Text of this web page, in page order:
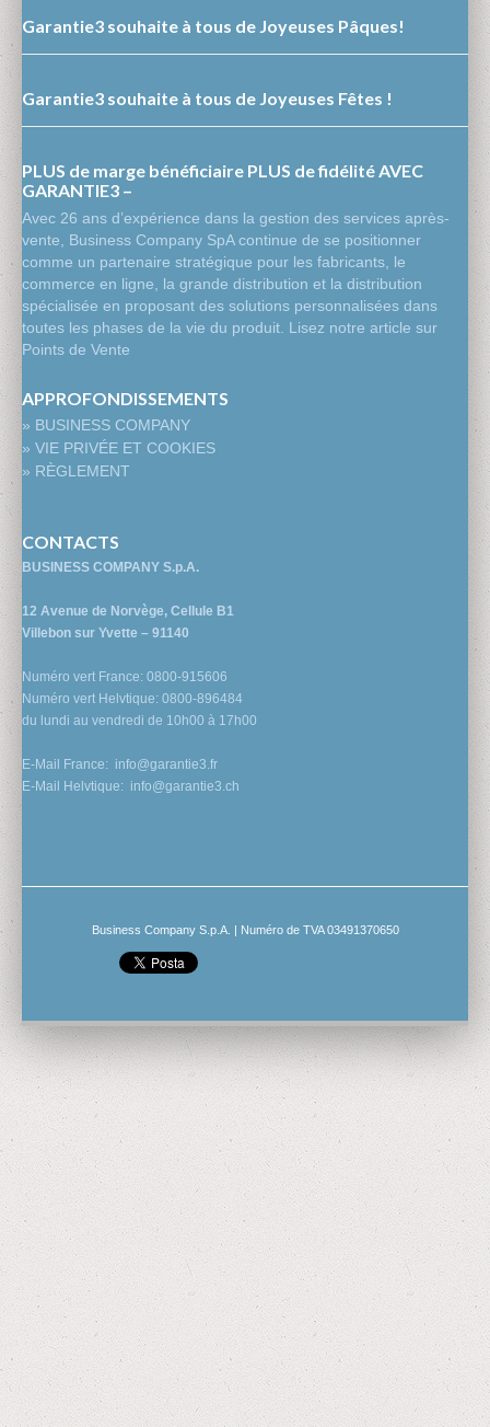
Garantie3 souhaite à tous de Joyeuses Pâques!
Garantie3 souhaite à tous de Joyeuses Fêtes !
PLUS de marge bénéficiaire PLUS de fidélité AVEC
GARANTIE3 –
Avec 26 ans d’expérience dans la gestion des services après-
vente, Business Company SpA continue de se positionner
comme un partenaire stratégique pour les fabricants, le
commerce en ligne, la grande distribution et la distribution
spécialisée en proposant des solutions personnalisées dans
toutes les phases de la vie du produit. Lisez notre article sur
Points de Vente
APPROFONDISSEMENTS
» BUSINESS COMPANY
» VIE PRIVÉE ET COOKIES
» RÈGLEMENT
CONTACTS
BUSINESS COMPANY S.p.A.
12 Avenue de Norvège, Cellule B1
Villebon sur Yvette – 91140
Numéro vert France: 0800-915606
Numéro vert Helvtique: 0800-896484
du lundi au vendredi de 10h00 à 17h00
E-Mail France: info@garantie3.fr
E-Mail Helvtique: info@garantie3.ch
Business Company S.p.A. | Numéro de TVA 03491370650